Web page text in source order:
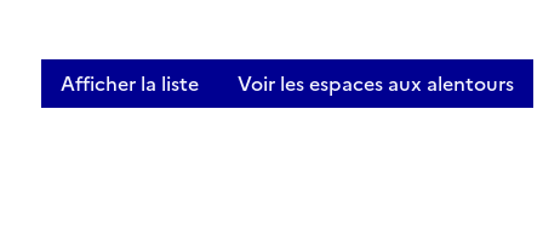
Afficher la liste Voir les espaces aux alentours